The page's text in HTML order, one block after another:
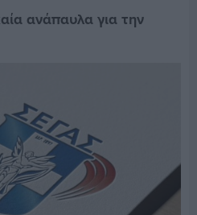
ανάπαυλα για την